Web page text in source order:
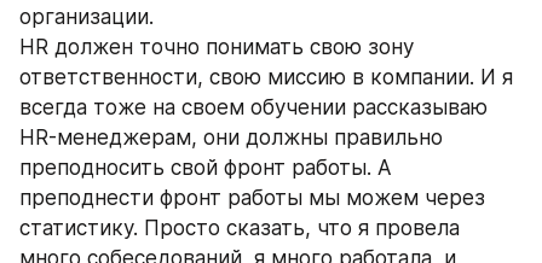
организации.
HR должен точно понимать свою зону
ответственности, свою миссию в компании. И я
всегда тоже на своем обучении рассказываю
HR-менеджерам, они должны правильно
преподносить свой фронт работы. А
преподнести фронт работы мы можем через
статистику. Просто сказать, что я провела
много собеседований, я много работала, и